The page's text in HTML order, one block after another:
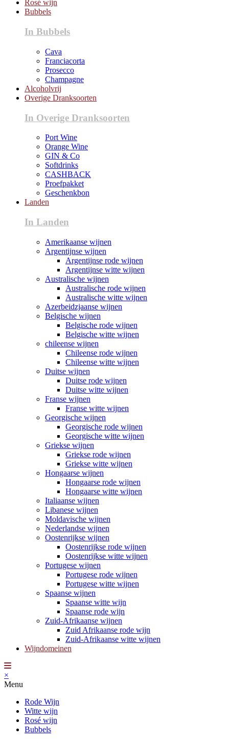
Rosé wijn
Bubbels
In Bubbels
Cava
Franciacorta
Prosecco
Champagne
Alcoholvrij
Overige Dranksoorten
In Overige Dranksoorten
Port Wine
Orange Wine
GIN & Co
Softdrinks
CASHBACK
Proefpakket
Geschenkbon
Landen
In Landen
Amerikaanse wijnen
Argentijnse wijnen
Argentijnse rode wijnen
Argentijnse witte wijnen
Australische wijnen
Australische rode wijnen
Australische witte wijnen
Azerbeidzjaanse wijnen
Belgische wijnen
Belgische rode wijnen
Belgische witte wijnen
chileense wijnen
Chileense rode wijnen
Chileense witte wijnen
Duitse wijnen
Duitse rode wijnen
Duitse witte wijnen
Franse wijnen
Franse witte wijnen
Georgische wijnen
Georgische rode wijnen
Georgische witte wijnen
Griekse wijnen
Griekse rode wijnen
Griekse witte wijnen
Hongaarse wijnen
Hongaarse rode wijnen
Hongaarse witte wijnen
Italiaanse wijnen
Libanese wijnen
Moldavische wijnen
Nederlandse wijnen
Oostenrijkse wijnen
Oostenrijkse rode wijnen
Oostenrijkse witte wijnen
Portugese wijnen
Portugese rode wijnen
Portugese witte wijnen
Spaanse wijnen
Spaanse witte wijn
Spaanse rode wijn
Zuid-Afrikaanse wijnen
Zuid Afrikaanse rode wijn
Zuid-Afrikaanse witte wijnen
Wijndomeinen
×
Menu
Rode Wijn
Witte wijn
Rosé wijn
Bubbels